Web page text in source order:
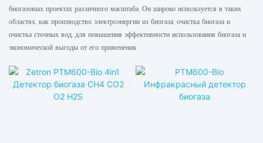
биогазовых проектах различного масштаба. Он широко используется в таких
областях, как производство электроэнергии из биогаза, очистка биогаза и
очистка сточных вод, для повышения эффективности использования биогаза и
экономической выгоды от его применения.